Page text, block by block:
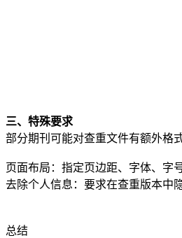
三、特殊要求
部分期刊可能对查重文件有额外格
页面布局：指定页边距、字体、字
去除个人信息：要求在查重版本中
总结